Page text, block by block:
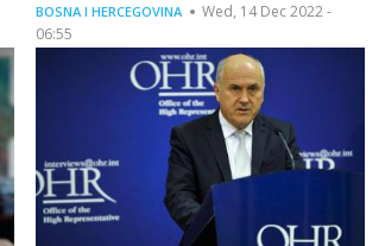
BOSNA I HERCEGOVINA
Wed, 14 Dec 2022 -
06:55